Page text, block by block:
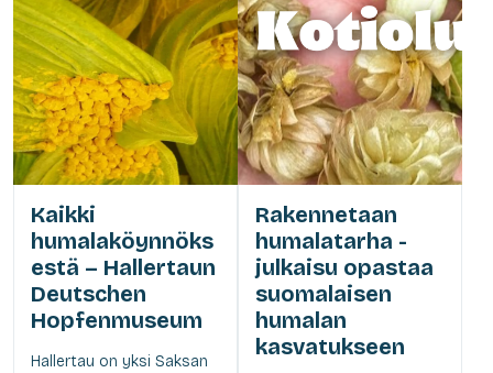
Kaikki
humalaköynnöks
estä – Hallertaun
Deutschen
Hopfenmuseum
Hallertau on yksi Saksan
Rakennetaan
humalatarha -
julkaisu opastaa
suomalaisen
humalan
kasvatukseen